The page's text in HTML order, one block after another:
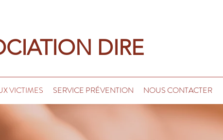
DIRE
VICTIMES SERVICE PRÉVENTION NOUS CONTACTER